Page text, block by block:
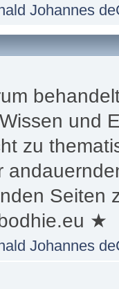
Johannes
und
zu
Seiten
★
Johannes